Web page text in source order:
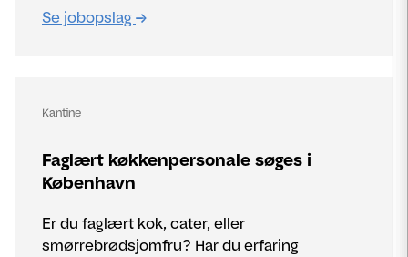
Se jobopslag
Kantine
Faglært køkkenpersonale søges i
København
Er du faglært kok, cater, eller
smørrebrødsjomfru? Har du erfaring